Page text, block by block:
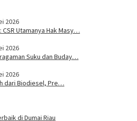
2026
CSR Utamanya Hak Masy…
2026
Suku dan Buday…
2026
dari Biodiesel, Pre…